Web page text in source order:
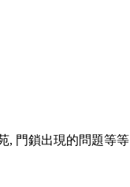
, 門鎖出現的問題等等